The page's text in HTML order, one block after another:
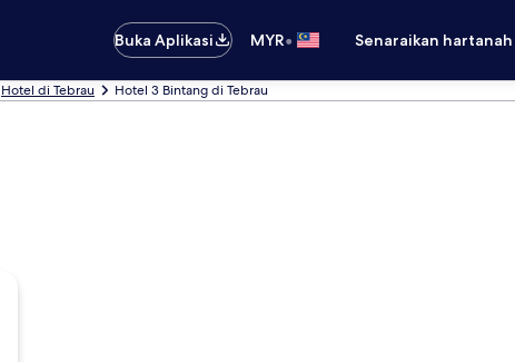
Buka Aplikasi
MYR• Senaraikan hartanah
Hotel di Tebrau Hotel 3 Bintang di Tebrau